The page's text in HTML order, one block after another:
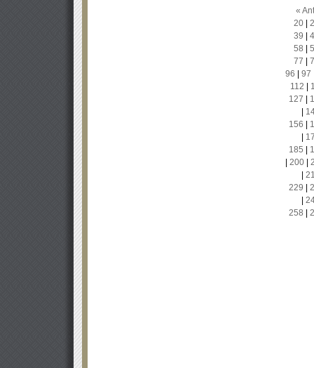
«
20|
39
58
77
96
97
112
127
156
185
200|
229
258